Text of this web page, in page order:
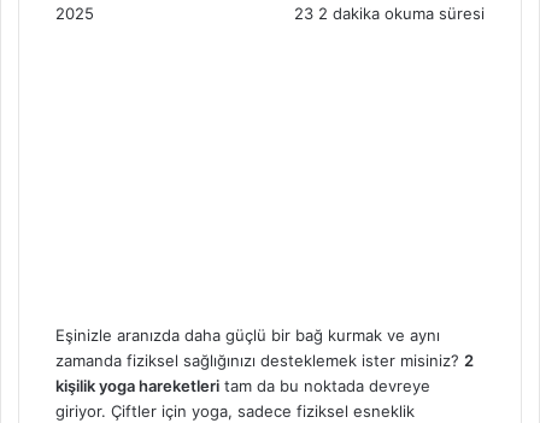
m
2025
23 2 dakika okuma süresi
Eşinizle aranızda daha güçlü bir bağ kurmak ve aynı
zamanda fiziksel sağlığınızı desteklemek ister misiniz? 2
kişilik yoga hareketleri tam da bu noktada devreye
giriyor. Çiftler için yoga, sadece fiziksel esneklik